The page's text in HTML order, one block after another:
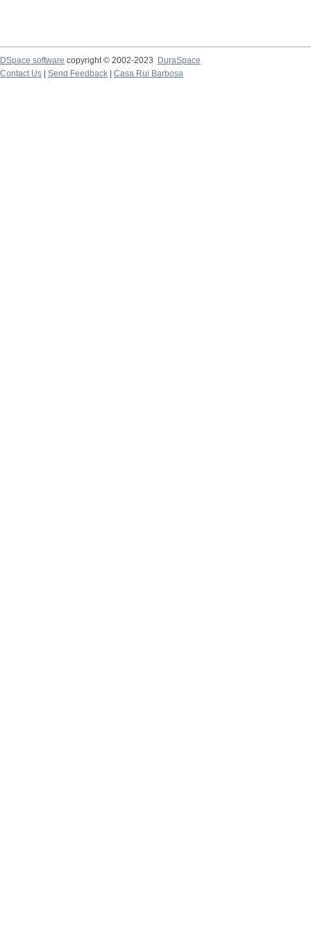
DSpace software copyright © 2002-2023
DuraSpace
Contact Us
Send Feedback Casa Rui Barbosa